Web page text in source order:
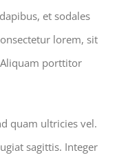
et sodales
lorem, sit
porttitor
quam ultricies vel.
sagittis. Integer